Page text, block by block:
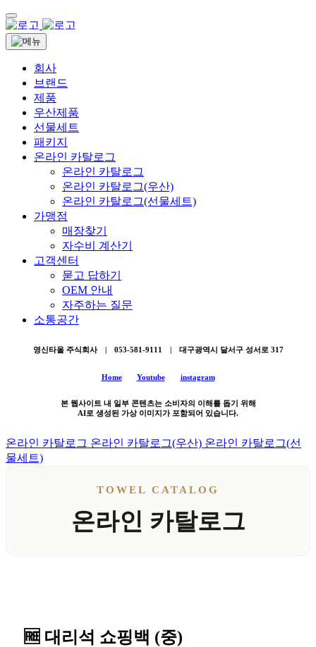
회사
브랜드
제품
우산제품
선물세트
패키지
온라인 카탈로그
온라인 카탈로그
온라인 카탈로그(우산)
온라인 카탈로그(선물세트)
가맹점
매장찾기
자수비 계산기
고객센터
묻고 답하기
OEM 안내
자주하는 질문
소통공간
영신타올 주식회사 | 053-581-9111 | 대구광역시 달서구 성서로 317
Home Youtube instagram
본 웹사이트 내 일부 콘텐츠는 소비자의 이해를 돕기 위해
AI로 생성된 가상 이미지가 포함되어 있습니다.
온라인 카탈로그 온라인 카탈로그(우산) 온라인 카탈로그(선
물세트)
TOWEL CATALOG
온라인 카탈로그
🆓 대리석 쇼핑백 (중)